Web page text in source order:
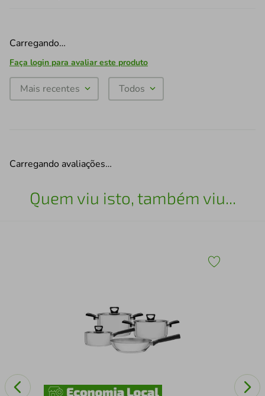
Carregando…
Faça login para avaliar este produto
Mais recentes Todos
Carregando avaliações…
Quem viu isto, também viu...